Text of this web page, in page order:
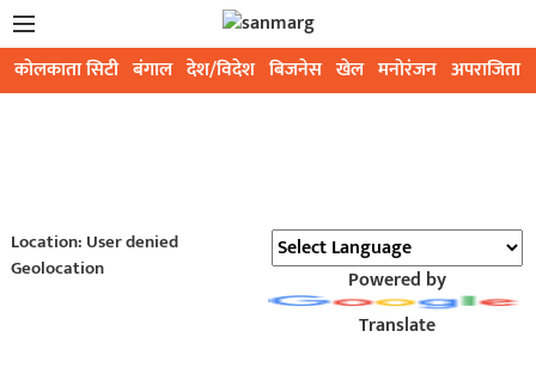
कोलकाता सिटी बंगाल देश/विदेश बिजनेस खेल मनोरंजन अपराजिता
Location: User denied
Geolocation
Powered by
Translate